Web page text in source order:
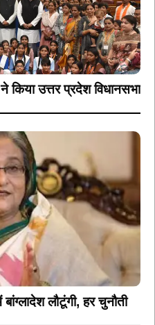
किया उत्तर प्रदेश विधानसभा
लौटूंगी, हर चुनौती